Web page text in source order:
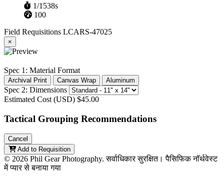
1/1538s
आईएसओ 100
Field Requisitions LCARS-47025
×
Spec 1: Material Format
Archival Print Canvas Wrap Aluminum
Spec 2: Dimensions
Estimated Cost (USD) $45.00
Tactical Grouping Recommendations
Cancel
Add to Requisition
© 2026 Phil Gear Photography. सर्वाधिकार सुरक्षित।पैसिफिक नॉर्थवेस्ट
में प्यार से बनाया गया